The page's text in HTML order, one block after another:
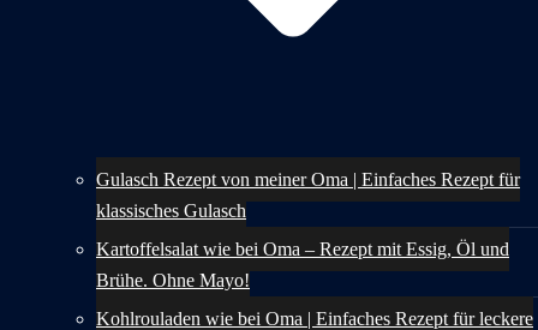
Gulasch Rezept von meiner Oma | Einfaches Rezept für
klassisches Gulasch
Kartoffelsalat wie bei Oma – Rezept mit Essig, Öl und
Brühe. Ohne Mayo!
Kohlrouladen wie bei Oma | Einfaches Rezept für leckere